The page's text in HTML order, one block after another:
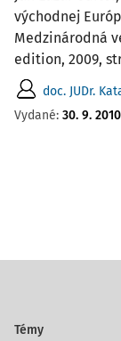
východnej
Medzinárodná
edition, 2009,
doc. JUDr.
Vydané: 30. 9. 2010
Témy